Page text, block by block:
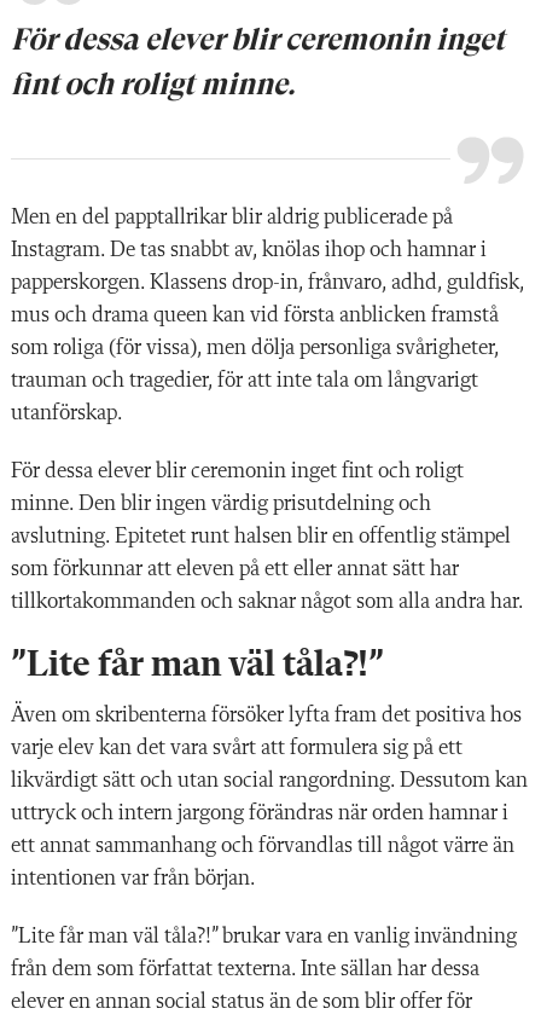
För dessa elever blir ceremonin inget
fint och roligt minne.
Men en del papptallrikar blir aldrig publicerade på
Instagram. De tas snabbt av, knölas ihop och hamnar i
papperskorgen. Klassens drop-in, frånvaro, adhd, guldfisk,
mus och drama queen kan vid första anblicken framstå
som roliga (för vissa), men dölja personliga svårigheter,
trauman och tragedier, för att inte tala om långvarigt
utanförskap.
För dessa elever blir ceremonin inget fint och roligt
minne. Den blir ingen värdig prisutdelning och
avslutning. Epitetet runt halsen blir en offentlig stämpel
som förkunnar att eleven på ett eller annat sätt har
tillkortakommanden och saknar något som alla andra har.
”Lite får man väl tåla?!”
Även om skribenterna försöker lyfta fram det positiva hos
varje elev kan det vara svårt att formulera sig på ett
likvärdigt sätt och utan social rangordning. Dessutom kan
uttryck och intern jargong förändras när orden hamnar i
ett annat sammanhang och förvandlas till något värre än
intentionen var från början.
”Lite får man väl tåla?!” brukar vara en vanlig invändning
från dem som författat texterna. Inte sällan har dessa
elever en annan social status än de som blir offer för